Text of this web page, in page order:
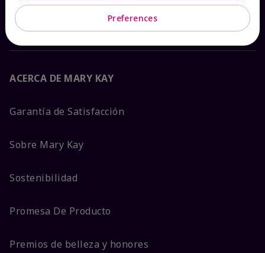
Preguntas frecuentes
ACERCA DE MARY KAY
Garantía de Satisfacción
Sobre Mary Kay
Sostenibilidad
Promesa De Producto
Premios de belleza y honores
Preferences